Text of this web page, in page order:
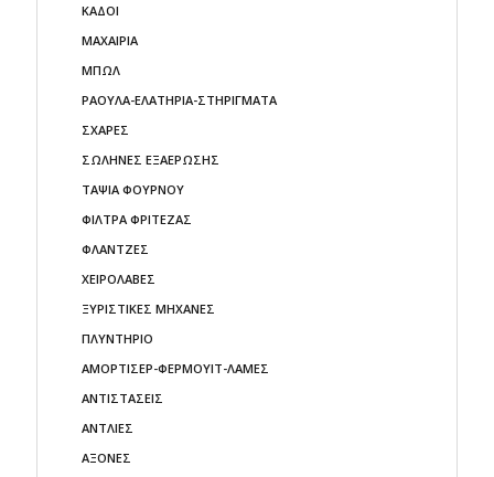
ΚΑΔΟΙ
ΜΑΧΑΙΡΙΑ
ΜΠΩΛ
ΡΑΟΥΛΑ-ΕΛΑΤΗΡΙΑ-ΣΤΗΡΙΓΜΑΤΑ
ΣΧΑΡΕΣ
ΣΩΛΗΝΕΣ ΕΞΑΕΡΩΣΗΣ
ΤΑΨΙΑ ΦΟΥΡΝΟΥ
ΦΙΛΤΡΑ ΦΡΙΤΕΖΑΣ
ΦΛΑΝΤΖΕΣ
ΧΕΙΡΟΛΑΒΕΣ
ΞΥΡΙΣΤΙΚΕΣ ΜΗΧΑΝΕΣ
ΠΛΥΝΤΗΡΙΟ
ΑΜΟΡΤΙΣΕΡ-ΦΕΡΜΟΥΙΤ-ΛΑΜΕΣ
ΑΝΤΙΣΤΑΣΕΙΣ
ΑΝΤΛΙΕΣ
ΑΞΟΝΕΣ